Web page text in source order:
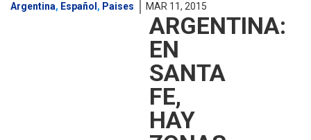
Argentina, Español , Paises MAR 11, 2015
ARGENTINA:
EN
SANTA
FE,
HAY